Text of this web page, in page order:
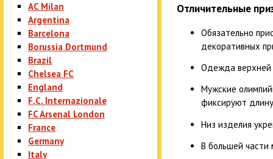
AC Milan
Argentina
Barcelona
Borussia Dortmund
Brazil
Chelsea FC
England
F.C. Internazionale
FC Arsenal London
France
Germany
Italy
Отличительные
Обязательно
декоративных
Одежда верхней
Мужские
фиксируют
Низ изделия
В большей части